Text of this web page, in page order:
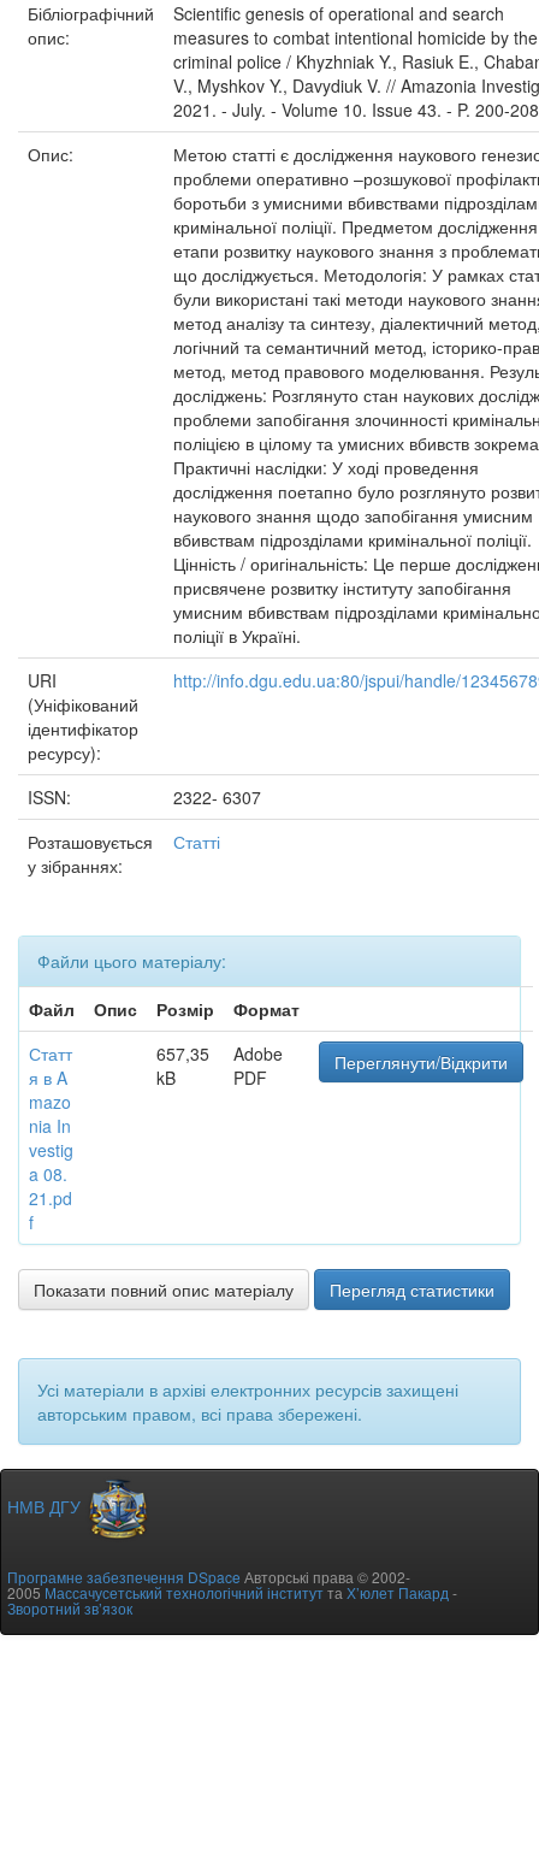
Бібліографічний
опис:
Scientific genesis of operational and search
measures to сombat intentional homicide by the
criminal police / Khyzhniak Y., Rasiuk E.,
V., Myshkov Y., Davydiuk V. // Amazonia
2021. - July. - Volume 10. Issue 43. - P. 200-
Опис:
Метою статті є дослідження наукового
проблеми оперативно –розшукової
боротьби з умисними вбивствами
кримінальної поліції. Предметом
етапи розвитку наукового знання з
що досліджується. Методологія: У рамках
були використані такі методи наукового
метод аналізу та синтезу, діалектичний
логічний та семантичний метод, історико-
метод, метод правового моделювання.
досліджень: Розглянуто стан наукових
проблеми запобігання злочинності
поліцією в цілому та умисних вбивств
Практичні наслідки: У ході проведення
дослідження поетапно було розглянуто
наукового знання щодо запобігання умисним
вбивствам підрозділами кримінальної поліції.
Цінність / оригінальність: Це перше
присвячене розвитку інституту запобігання
умисним вбивствам підрозділами
поліції в Україні.
URI
(Уніфікований
ідентифікатор
ресурсу):
http://info.dgu.edu.ua:80/jspui/handle/
ISSN:
2322- 6307
Розташовується
у зібраннях:
Статті
Файли цього матеріалу:
Файл
Опис Розмір
Формат
Статт
я в A
mazo
nia In
vestig
a 08.
21.pd
f
657,35
kB
Adobe
PDF
Переглянути/Відкрити
Показати повний опис матеріалу Перегляд статистики
Усі матеріали в архіві електронних ресурсів захищені
авторським правом, всі права збережені.
НМВ ДГУ
Програмне забезпечення DSpace Авторські права © 2002-
2005Массачусетський технологічний інститутта Х’юлет Пакард -
Зворотний зв’язок